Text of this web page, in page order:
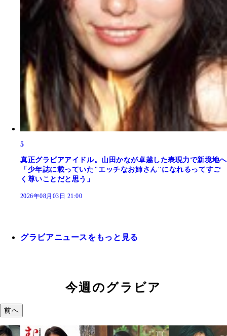
5
真正グラビアアイドル。山田かなが卓越した表現力で新境地へ
「少年誌に載っていた"エッチなお姉さん"になれるってすご
く尊いことだと思う」
2026年08月03日 21:00
グラビアニュースをもっと見る
今週のグラビア
前へ